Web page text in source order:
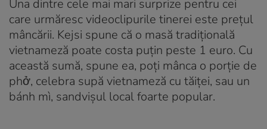
Una dintre cele mai mari surprize pentru cei
care urmăresc videoclipurile tinerei este prețul
mâncării. Kejsi spune că o masă tradițională
vietnameză poate costa puțin peste 1 euro. Cu
această sumă, spune ea, poți mânca o porție de
phở, celebra supă vietnameză cu tăiței, sau un
bánh mì, sandvișul local foarte popular.